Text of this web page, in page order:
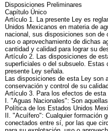
Disposiciones Preliminares
Capítulo Único
Artículo 1. La presente Ley es
Unidos Mexicanos en materia de
nacional, sus disposiciones son de
uso o aprovechamiento de dichas
cantidad y calidad para lograr su
Artículo 2. Las disposiciones de
superficiales o del subsuelo. Estas
presente Ley señala.
Las disposiciones de esta Ley son
conservación y control de su
Artículo 3. Para los efectos de esta
I. "Aguas Nacionales": Son
Política de los Estados Unidos
II. "Acuífero": Cualquier formación
conectados entre sí, por las que